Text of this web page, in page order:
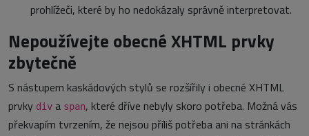
prohlížeči, které by ho nedokázaly správně interpretovat.
Nepoužívejte obecné XHTML prvky
zbytečně
S nástupem kaskádových stylů se rozšířily i obecné XHTML
prvky div a span, které dříve nebyly skoro potřeba. Možná vás
překvapím tvrzením, že nejsou příliš potřeba ani na stránkách